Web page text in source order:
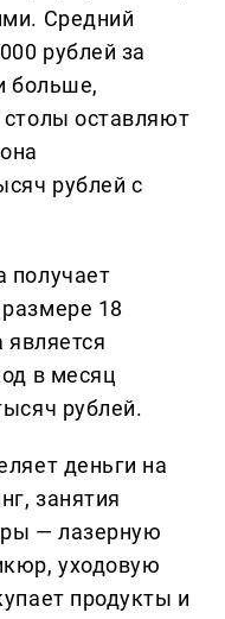
Средний
рублей за
больше,
оставляют
рублей с
получает
18
является
в месяц
рублей.
деньги на
занятия
— лазерную
уходовую
продукты и